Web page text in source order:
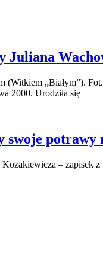
Juliana
„Białym”).
2000. Urodziła się
swoje potrawy
–